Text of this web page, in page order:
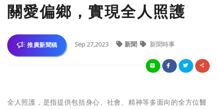
關愛偏鄉，實現全人照護
推廣新聞稿 Sep 27,2023 新聞 新聞時事
全人照護，是指提供包括身心、社會、精神等多面向的全方位醫